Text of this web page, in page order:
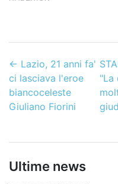
← Lazio, 21 anni fa'
ci lasciava l'eroe
biancoceleste
Giuliano Fiorini
"La
Ultime news